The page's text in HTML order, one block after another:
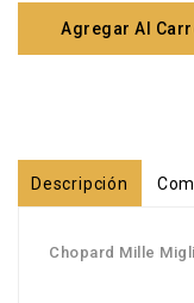
Agregar Al
Descripción
Chopard Mille